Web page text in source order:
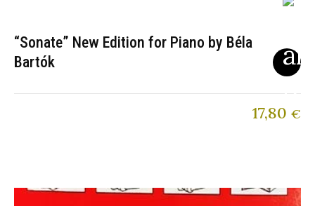
“Sonate” New Edition for Piano by Béla
Bartók
17,80 €